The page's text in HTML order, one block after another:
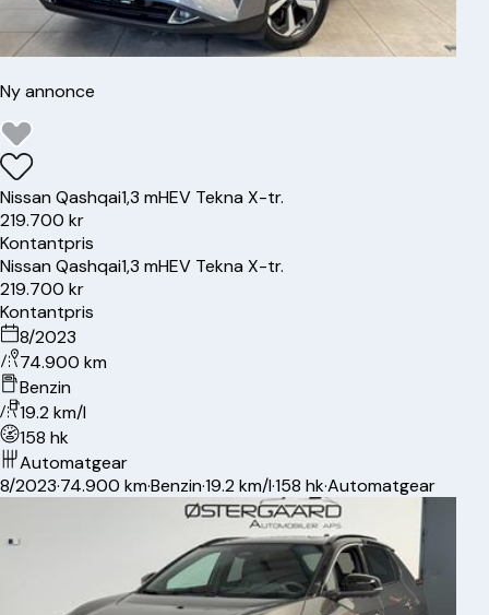
Ny annonce
NissanQashqai1,3 mHEV Tekna X-tr.
219.700 kr
Kontantpris
NissanQashqai1,3 mHEV Tekna X-tr.
219.700 kr
Kontantpris
8/2023
74.900 km
Benzin
19.2 km/l
158 hk
Automatgear
8/2023·74.900 km·Benzin·19.2 km/l·158 hk·Automatgear